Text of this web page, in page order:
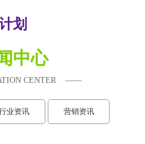
划
提供商
中心
CENTER ——
业资讯 营销资讯